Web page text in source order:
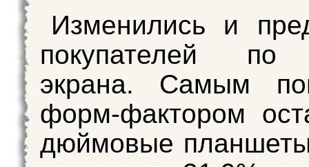
Изменились и
покупателей по
экрана. Самым
форм-фактором
дюймовые